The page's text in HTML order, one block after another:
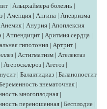
| Альцхаймера болезнь |
| Аменция | Ангина | Аневризма
Анемия | Анурия | Апоплексия
| Аппендицит | Аритмия сердца |
гипотония | Артрит |
| Астигматизм | Ателектаз
| Атеросклероз | Атетоз |
| Балактидиаз | Баланопостит
внематочная |
многоплодная |
переношенная | Бесплодие |